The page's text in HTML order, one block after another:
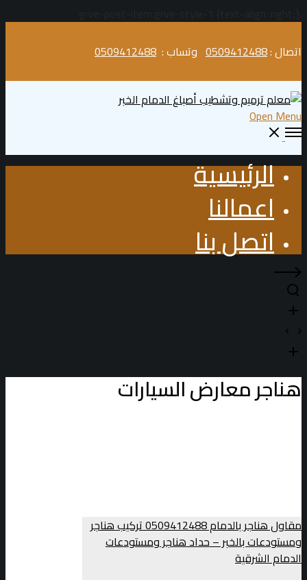
اتصال :0509412488 وتساب : 0509412488
Open Menu
الرئيسية
اعمالنا
اتصل بنا
هناجر معارض السيارات
مقاول هناجر بالدمام 0509412488 تركيب هناجر
ومستودعات بالخبر – حداد هناجر ومستودعات
الدمام الشرقية